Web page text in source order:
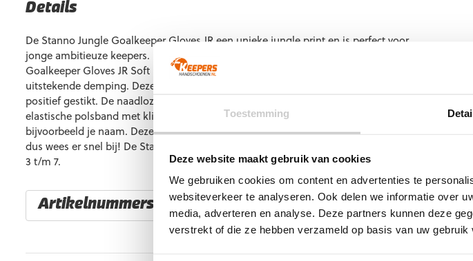
Toestemming
Deze website maakt gebruik van cookies
We gebruiken cookies om content en advertenties te
websiteverkeer te analyseren. Ook delen we informatie over
media, adverteren en analyse. Deze partners kunnen deze
verstrekt of die ze hebben verzameld op basis van uw gebruik
Details
De Stanno Jungle Goalkeeper Gloves JR een unieke jungle print en is perfect voor
jonge ambitieuze keepers. Naast het gave design heeft de Stanno Jungle
Goalkeeper Gloves JR Soft Foam voor een betrouwbare grip en bieden ze een
uitstekende demping. Deze handschoenen hebben een Flathand model en zijn
positief gestikt. De naadloze binnenzijde zorgt voor maximaal balcontact. De
elastische polsband met klittenbandsluiting is uitstekend te bedrukken met
bijvoorbeeld je naam. Deze handschoenen zijn in gelimiteerde oplage verkrijgbaar,
dus wees er snel bij! De Stanno Jungle Goalkeeper Gloves JR is verkrijgbaar in maat
3 t/m 7.
Artikelnummers
Eigenschappen